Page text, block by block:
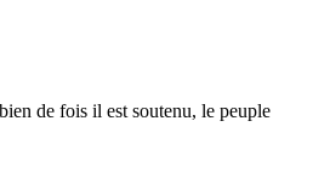
de fois il est soutenu, le peuple